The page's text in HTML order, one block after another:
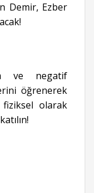
Demir, Ezber
ve negatif
öğrenerek
olarak